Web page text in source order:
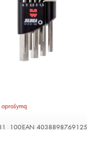
100 EAN 4038898769125